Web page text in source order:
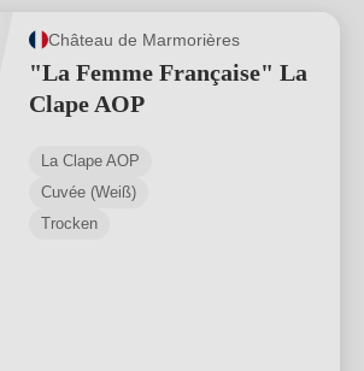
Château de Marmorières
"La Femme Française" La
Clape AOP
La Clape AOP
Cuvée (Weiß)
Trocken